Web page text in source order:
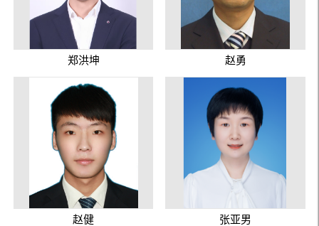
郑洪坤 赵勇
赵健 张亚男